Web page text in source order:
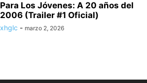
Para Los Jóvenes: A 20 años del
2006 (Trailer #1 Oficial)
xhglc - marzo 2, 2026